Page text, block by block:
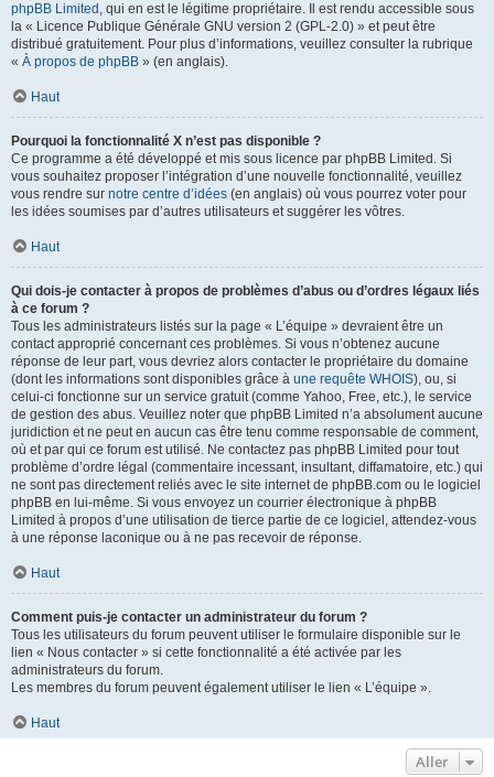
phpBB Limited , qui en est le légitime propriétaire. Il est rendu accessible sous
la « Licence Publique Générale GNU version 2 (GPL-2.0) » et peut être
distribué gratuitement. Pour plus d’informations, veuillez consulter la rubrique
« À propos de phpBB » (en anglais).
Haut
Pourquoi la fonctionnalité X n’est pas disponible ?
Ce programme a été développé et mis sous licence par phpBB Limited. Si
vous souhaitez proposer l’intégration d’une nouvelle fonctionnalité, veuillez
vous rendre sur notre centre d’idées (en anglais) où vous pourrez voter pour
les idées soumises par d’autres utilisateurs et suggérer les vôtres.
Haut
Qui dois-je contacter à propos de problèmes d’abus ou d’ordres légaux liés
à ce forum ?
Tous les administrateurs listés sur la page « L’équipe » devraient être un
contact approprié concernant ces problèmes. Si vous n’obtenez aucune
réponse de leur part, vous devriez alors contacter le propriétaire du domaine
(dont les informations sont disponibles grâce à une requête WHOIS), ou, si
celui-ci fonctionne sur un service gratuit (comme Yahoo, Free, etc.), le service
de gestion des abus. Veuillez noter que phpBB Limited n’a absolument aucune
juridiction et ne peut en aucun cas être tenu comme responsable de comment,
où et par qui ce forum est utilisé. Ne contactez pas phpBB Limited pour tout
problème d’ordre légal (commentaire incessant, insultant, diffamatoire, etc.) qui
ne sont pas directement reliés avec le site internet de phpBB.com ou le logiciel
phpBB en lui-même. Si vous envoyez un courrier électronique à phpBB
Limited à propos d’une utilisation de tierce partie de ce logiciel, attendez-vous
à une réponse laconique ou à ne pas recevoir de réponse.
Haut
Comment puis-je contacter un administrateur du forum ?
Tous les utilisateurs du forum peuvent utiliser le formulaire disponible sur le
lien « Nous contacter » si cette fonctionnalité a été activée par les
administrateurs du forum.
Les membres du forum peuvent également utiliser le lien « L’équipe ».
Haut
Aller